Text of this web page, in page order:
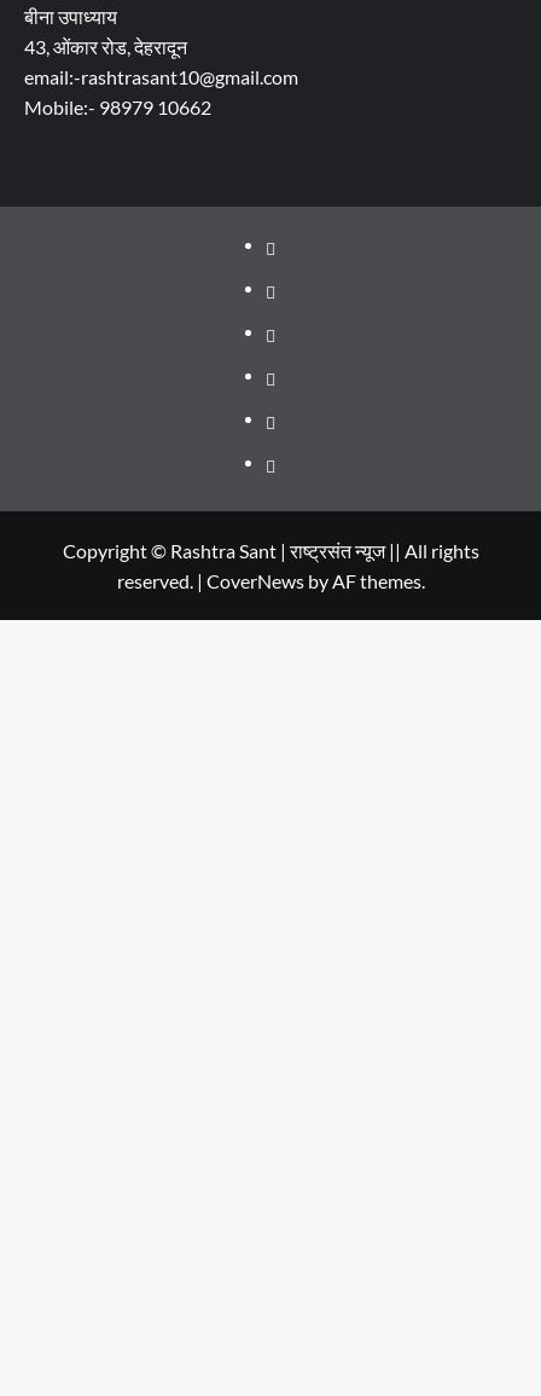
बीना उपाध्याय
43, ओंकार रोड, देहरादून
email:-rashtrasant10@gmail.com
Mobile:- 98979 10662
About
WEB
SERIES
TO
Dehradun
Smart
City
Life
in
Dehradun
Places
to
in
Dehradun
सम्पर्क
Copyright © Rashtra Sant | राष्ट्रसंत न्यूज || All rights
reserved. | CoverNewsby AF themes.